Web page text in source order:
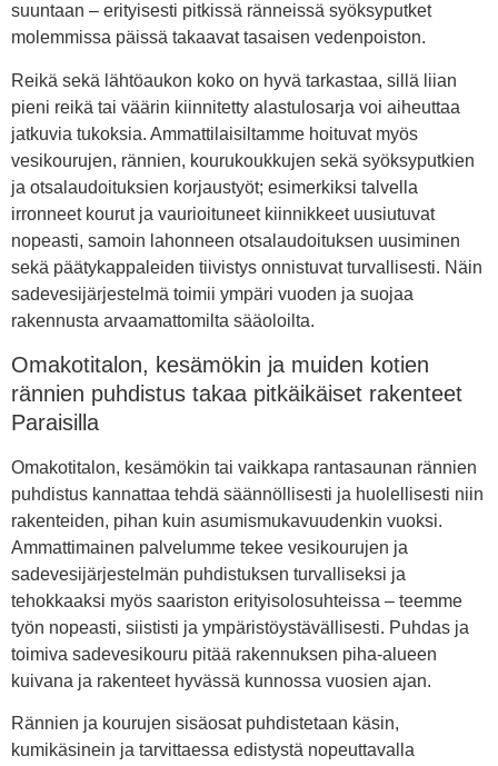
suuntaan – erityisesti pitkissä ränneissä syöksyputket
molemmissa päissä takaavat tasaisen vedenpoiston.
Reikä sekä lähtöaukon koko on hyvä tarkastaa, sillä liian
pieni reikä tai väärin kiinnitetty alastulosarja voi aiheuttaa
jatkuvia tukoksia. Ammattilaisiltamme hoituvat myös
vesikourujen, rännien, kourukoukkujen sekä syöksyputkien
ja otsalaudoituksien korjaustyöt; esimerkiksi talvella
irronneet kourut ja vaurioituneet kiinnikkeet uusiutuvat
nopeasti, samoin lahonneen otsalaudoituksen uusiminen
sekä päätykappaleiden tiivistys onnistuvat turvallisesti. Näin
sadevesijärjestelmä toimii ympäri vuoden ja suojaa
rakennusta arvaamattomilta sääoloilta.
Omakotitalon, kesämökin ja muiden kotien
rännien puhdistus takaa pitkäikäiset rakenteet
Paraisilla
Omakotitalon, kesämökin tai vaikkapa rantasaunan rännien
puhdistus kannattaa tehdä säännöllisesti ja huolellisesti niin
rakenteiden, pihan kuin asumismukavuudenkin vuoksi.
Ammattimainen palvelumme tekee vesikourujen ja
sadevesijärjestelmän puhdistuksen turvalliseksi ja
tehokkaaksi myös saariston erityisolosuhteissa – teemme
työn nopeasti, siististi ja ympäristöystävällisesti. Puhdas ja
toimiva sadevesikouru pitää rakennuksen piha-alueen
kuivana ja rakenteet hyvässä kunnossa vuosien ajan.
Rännien ja kourujen sisäosat puhdistetaan käsin,
kumikäsinein ja tarvittaessa edistystä nopeuttavalla